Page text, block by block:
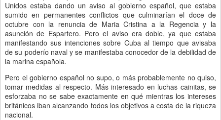
Unidos estaba dando un aviso al gobierno español, que estaba
sumido en permanentes conflictos que culminarían el doce de
octubre con la renuncia de Maria Cristina a la Regencia y la
asunción de Espartero. Pero el aviso era doble, ya que estaba
manifestando sus intenciones sobre Cuba al tiempo que avisaba
de su poderío naval y se manifestaba conocedor de la debilidad de
la marina española.
Pero el gobierno español no supo, o más probablemente no quiso,
tomar medidas al respecto. Más interesado en luchas cainitas, se
esforzaba no se sabe exactamente en qué mientras los intereses
británicos iban alcanzando todos los objetivos a costa de la riqueza
nacional.